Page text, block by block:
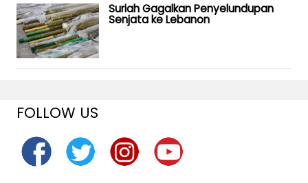
Suriah Gagalkan Penyelundupan
Senjata ke Lebanon
FOLLOW US